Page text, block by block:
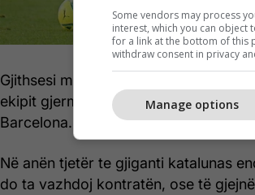
Gjithsesi marrëveshja mes palëve
ekipit gjerman në verën e vitit 2022,
Barcelona.
Në anën tjetër te gjiganti katalunas
do ta vazhdoj kontratën, ose të
Some vendors may process
interest, which you can object
for a link at the bottom of this
withdraw consent in privacy
Manage options